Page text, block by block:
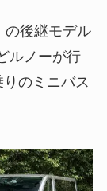
の後継モデル
ルノーが行
のミニバス